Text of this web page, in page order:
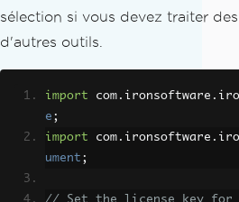
sélection si vous devez traiter
d'autres outils.
import com . ironsoftware .
e ;
import com . ironsoftware .
ument ;